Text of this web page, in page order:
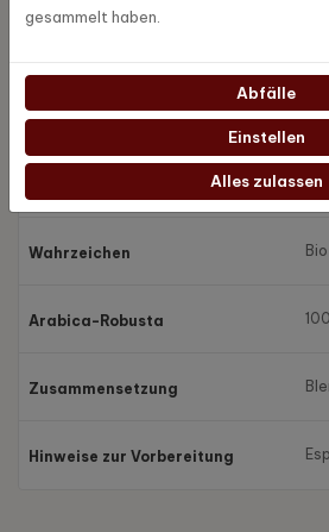
Geschmack
Wahrzeichen Bio
Arabica-Robusta
Zusammensetzung
Hinweise zur Vorbereitung
gesammelt haben.
Abfälle
Einstellen
Alles zulassen